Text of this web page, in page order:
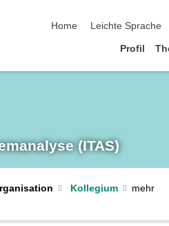
Home
Leichte Sprache
Profil
(ITAS)
Kollegium